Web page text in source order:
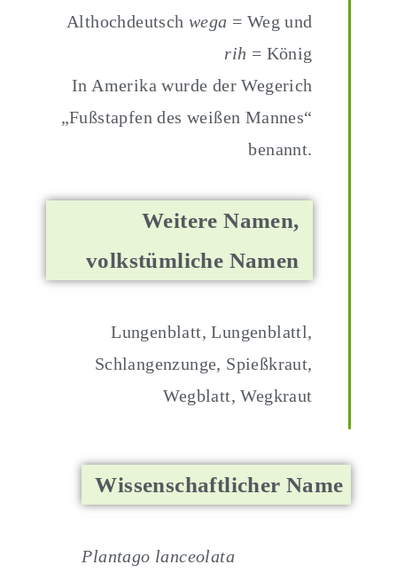
Althochdeutsch wega = Weg und
rih = König
In Amerika wurde der Wegerich
„Fußstapfen des weißen Mannes“
benannt.
Weitere Namen,
volkstümliche Namen
Lungenblatt, Lungenblattl,
Schlangenzunge, Spießkraut,
Wegblatt, Wegkraut
Wissenschaftlicher Name
Plantago lanceolata